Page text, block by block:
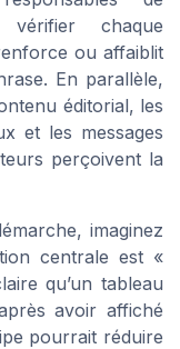
vérifier chaque
ou affaiblit
En parallèle,
éditorial, les
et les messages
perçoivent la
imaginez
centrale est «
qu’un tableau
avoir affiché
pourrait réduire